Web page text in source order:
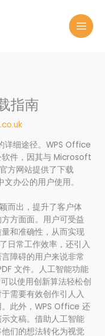
指南
详细途径。WPS Office
软件，因其与 Microsoft
方网站提供了下载
办公的用户使用。
而出，提升了客户体
方面面。用户可受益
和准确性，从而实现
日常工作效率，还引入
障碍的用户来说非常
文件。人工智能功能
以使用创新算法轻松创
需要有效创作引人入
此外，WPS Office 还
文稿。借助人工智能
们的想法转化为视觉